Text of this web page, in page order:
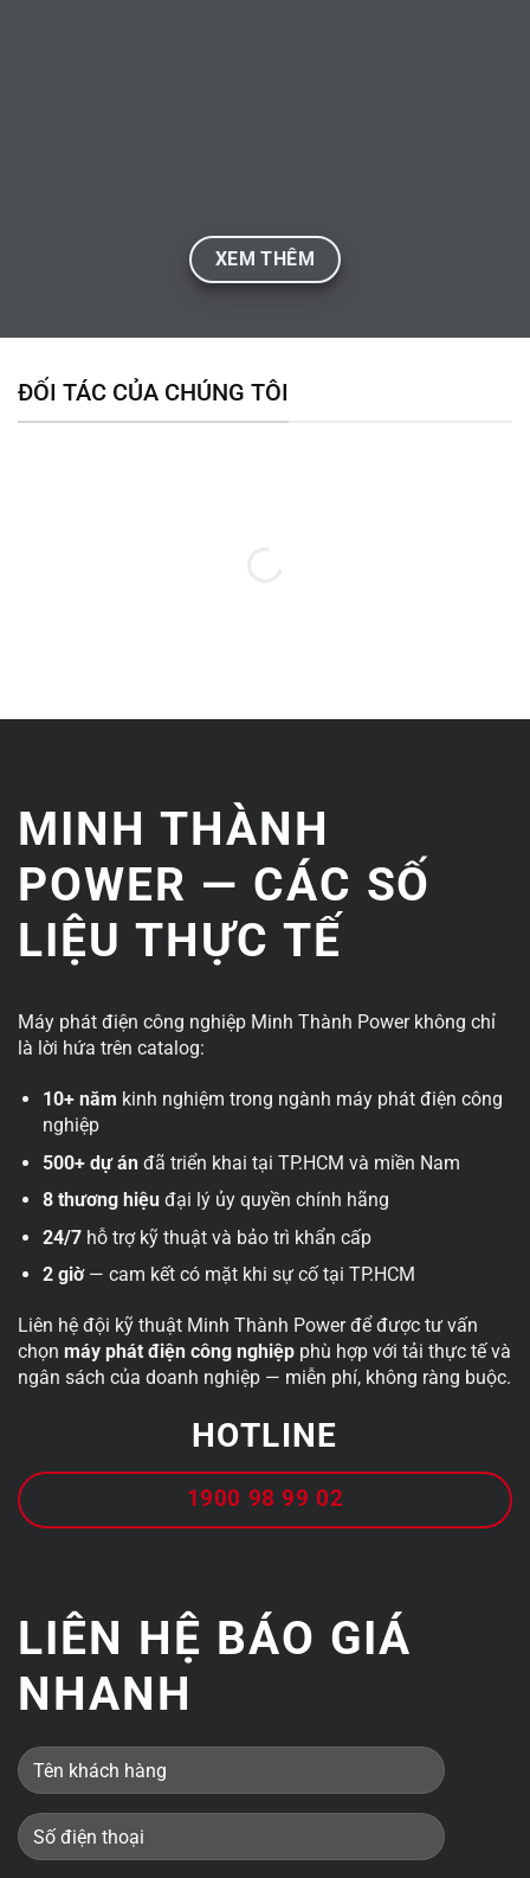
XEM THÊM
ĐỐI TÁC CỦA CHÚNG TÔI
MINH THÀNH
POWER — CÁC SỐ
LIỆU THỰC TẾ
Máy phát điện công nghiệp Minh Thành Power không chỉ
là lời hứa trên catalog:
10+ năm kinh nghiệm trong ngành máy phát điện công
nghiệp
500+ dự ánđã triển khai tại TP.HCM và miền Nam
8 thương hiệuđại lý ủy quyền chính hãng
24/7hỗ trợ kỹ thuật và bảo trì khẩn cấp
2 giờ— cam kết có mặt khi sự cố tại TP.HCM
Liên hệ đội kỹ thuật Minh Thành Power để được tư vấn
chọn máy phát điện công nghiệp phù hợp với tải thực tế và
ngân sách của doanh nghiệp — miễn phí, không ràng buộc.
HOTLINE
1900 98 99 02
LIÊN HỆ BÁO GIÁ
NHANH